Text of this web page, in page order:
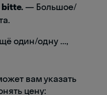
bitte. — Большое/
один/одну ...,
вам указать
цену: